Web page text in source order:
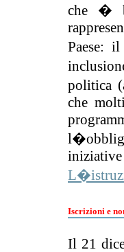
che �
Paese:
politica
che
Iscrizioni e
Il 21